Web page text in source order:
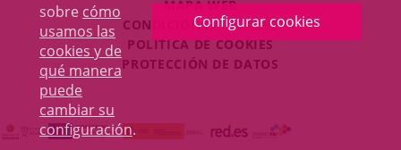
sobre cómo
usamos las
cookies y de
qué manera
puede
cambiar su
configuración.
Configurar cookies
APLICACIÓN
EXTERNA.
APLICACIÓN
EXTERNA.
APLICACIÓN
EXTERNA.
MAPA WEB
CONDICIONES LEGALES
POLÍTICA DE COOKIES
PROTECCIÓN DE DATOS